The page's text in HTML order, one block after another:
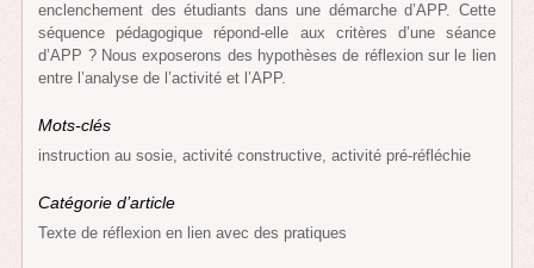
enclenchement des étudiants dans une démarche d’APP. Cette
séquence pédagogique répond-elle aux critères d’une séance
d’APP ? Nous exposerons des hypothèses de réflexion sur le lien
entre l’analyse de l’activité et l’APP.
Mots-clés
instruction au sosie, activité constructive, activité pré-réfléchie
Catégorie d’article
Texte de réflexion en lien avec des pratiques